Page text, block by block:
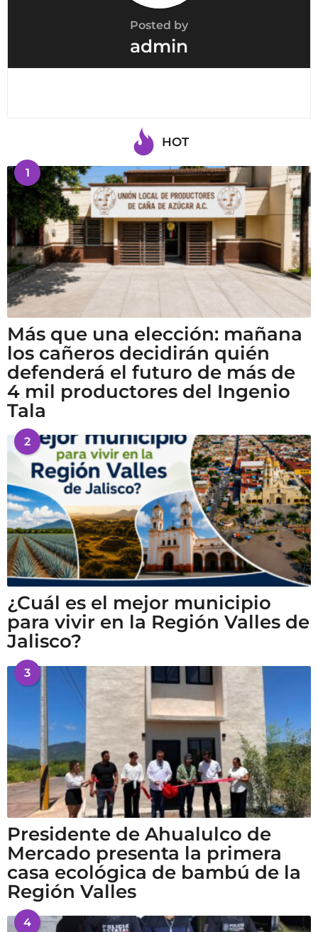
Posted by
admin
HOT
1
Más que una elección: mañana
los cañeros decidirán quién
defenderá el futuro de más de
4 mil productores del Ingenio
Tala
2
¿Cuál es el mejor municipio
para vivir en la Región Valles de
Jalisco?
3
Presidente de Ahualulco de
Mercado presenta la primera
casa ecológica de bambú de la
Región Valles
4